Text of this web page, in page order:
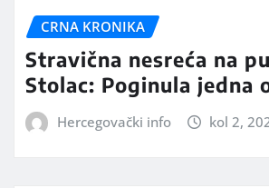
CRNA KRONIKA
Stravična nesreća na
Stolac: Poginula jedna
Hercegovački info kol 2,